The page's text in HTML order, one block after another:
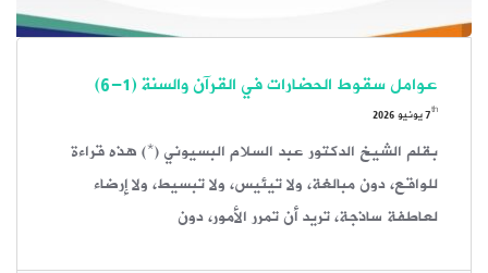
عوامل سقوط الحضارات في القرآن والسنة (1-6)
7th يونيو 2026
بقلم الشيخ الدكتور عبد السلام البسيوني (*) هذه قراءة
للواقع، دون مبالغة، ولا تيئيس، ولا تبسيط، ولا إرضاء
لعاطفة ساذجة، تريد أن تمرر الأمور، دون